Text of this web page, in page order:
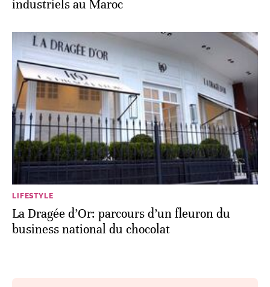
industriels au Maroc
LIFESTYLE
La Dragée d’Or: parcours d’un fleuron du
business national du chocolat